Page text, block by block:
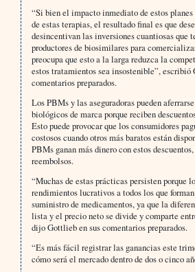
“Si bien el impacto inmediato de estos
de estas terapias, el resultado final es que
desincentivan las inversiones cuantiosas que
productores de biosimilares para
preocupa que esto a la larga reduzca la
estos tratamientos sea insostenible”, escribió
comentarios preparados.
Los PBMs y las aseguradoras pueden
biológicos de marca porque reciben
Esto puede provocar que los consumidores
costosos cuando otros más baratos están
PBMs ganan más dinero con estos
reembolsos.
“Muchas de estas prácticas persisten porque
rendimientos lucrativos a todos los que
suministro de medicamentos, ya que la
lista y el precio neto se divide y comparte
dijo Gottlieb en sus comentarios preparados.
“Es más fácil registrar las ganancias este
cómo será el mercado dentro de dos o cinco